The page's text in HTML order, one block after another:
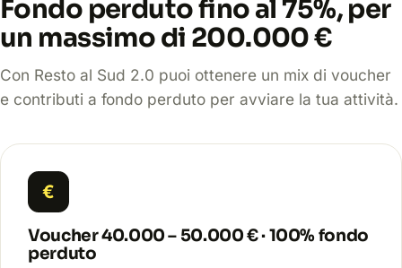
Fondo perduto fino al 75%, per
un massimo di 200.000 €
Con Resto al Sud 2.0 puoi ottenere un mix di voucher
e contributi a fondo perduto per avviare la tua attività.
€
Voucher 40.000 – 50.000 € · 100% fondo
perduto